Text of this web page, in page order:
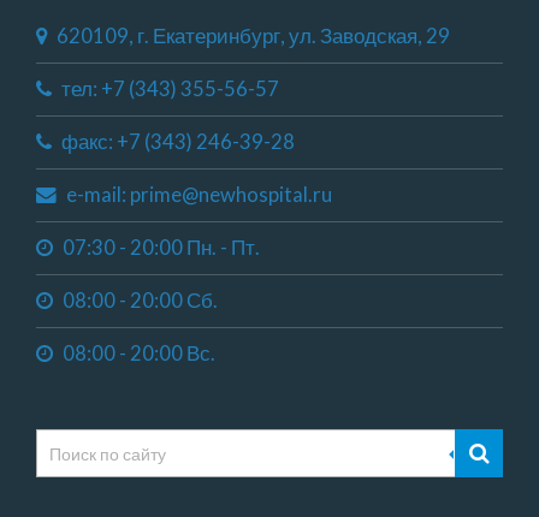
620109, г. Екатеринбург, ул. Заводская, 29
тел: +7 (343) 355-56-57
факс: +7 (343) 246-39-28
e-mail: prime@newhospital.ru
07:30 - 20:00 Пн. - Пт.
08:00 - 20:00 Сб.
08:00 - 20:00 Вс.